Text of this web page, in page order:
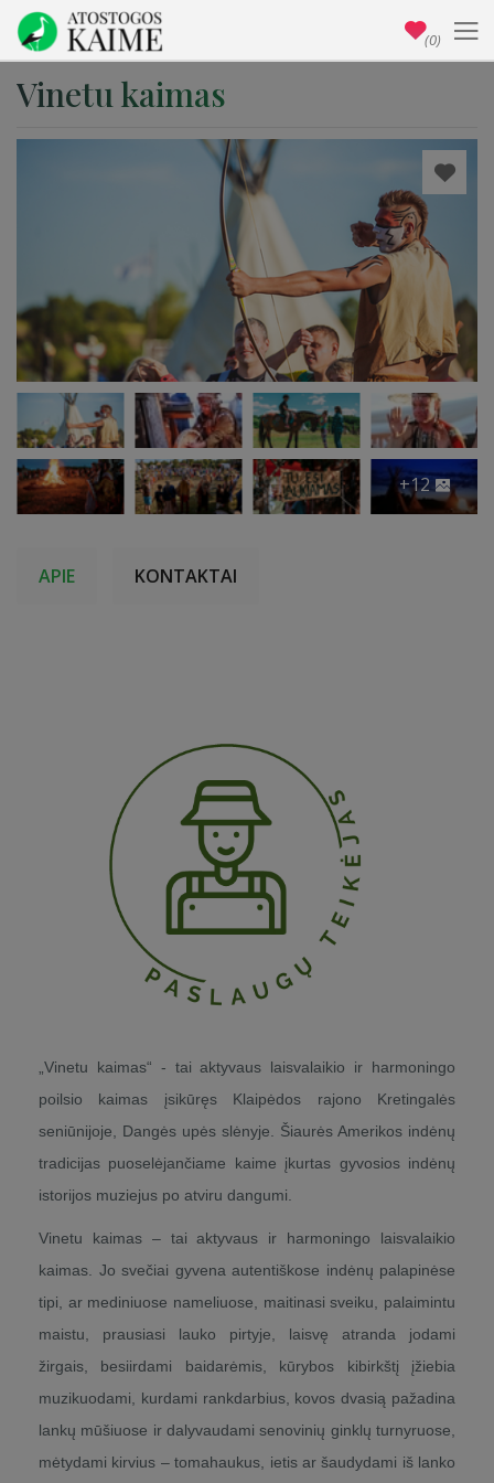
Vinetu kaimas
+12
APIE KONTAKTAI
„Vinetu kaimas“ - tai aktyvaus laisvalaikio ir harmoningo
poilsio kaimas įsikūręs Klaipėdos rajono Kretingalės
seniūnijoje, Dangės upės slėnyje. Šiaurės Amerikos indėnų
tradicijas puoselėjančiame kaime įkurtas gyvosios indėnų
istorijos muziejus po atviru dangumi.
Vinetu kaimas – tai aktyvaus ir harmoningo laisvalaikio
kaimas. Jo svečiai gyvena autentiškose indėnų palapinėse
tipi, ar mediniuose nameliuose, maitinasi sveiku, palaimintu
maistu, prausiasi lauko pirtyje, laisvę atranda jodami
žirgais, besiirdami baidarėmis, kūrybos kibirkštį įžiebia
muzikuodami, kurdami rankdarbius, kovos dvasią pažadina
lankų mūšiuose ir dalyvaudami senovinių ginklų turnyruose,
mėtydami kirvius – tomahaukus, ietis ar šaudydami iš lanko
(0)